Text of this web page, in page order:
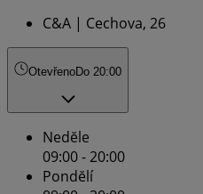
C&A | Cechova, 26
OtevřenoDo 20:00
Nedĕle
09:00 - 20:00
Pondĕlí